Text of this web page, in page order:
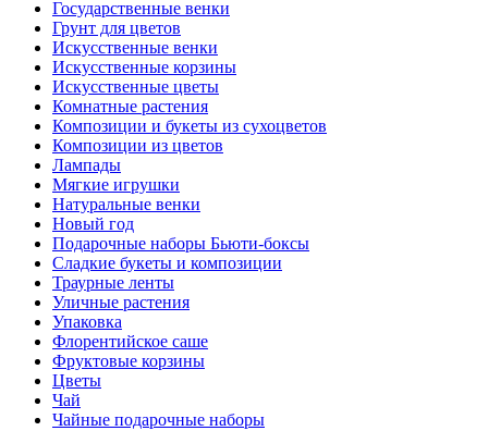
Государственные венки
Грунт для цветов
Искусственные венки
Искусственные корзины
Искусственные цветы
Комнатные растения
Композиции и букеты из сухоцветов
Композиции из цветов
Лампады
Мягкие игрушки
Натуральные венки
Новый год
Подарочные наборы Бьюти-боксы
Сладкие букеты и композиции
Траурные ленты
Уличные растения
Упаковка
Флорентийское саше
Фруктовые корзины
Цветы
Чай
Чайные подарочные наборы